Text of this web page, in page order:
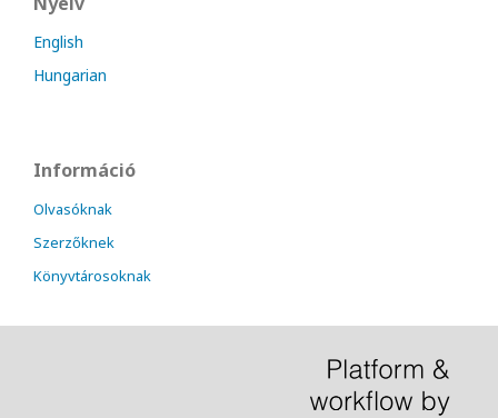
English
Hungarian
Információ
Olvasóknak
Szerzőknek
Könyvtárosoknak